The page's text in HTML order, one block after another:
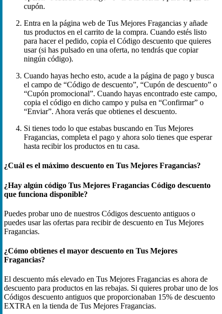
cupón.
Entra en la página web de Tus Mejores Fragancias y añade
tus productos en el carrito de la compra. Cuando estés listo
para hacer el pedido, copia el Código descuento que quieres
usar (si has pulsado en una oferta, no tendrás que copiar
ningún código).
Cuando hayas hecho esto, acude a la página de pago y busca
el campo de “Código de descuento”, “Cupón de descuento” o
“Cupón promocional”. Cuando hayas encontrado este campo,
copia el código en dicho campo y pulsa en “Confirmar” o
“Enviar”. Ahora verás que obtienes el descuento.
Si tienes todo lo que estabas buscando en Tus Mejores
Fragancias, completa el pago y ahora solo tienes que esperar
hasta recibir los productos en tu casa.
¿Cuál es el máximo descuento en Tus Mejores Fragancias?
¿Hay algún código Tus Mejores Fragancias Código descuento
que funciona disponible?
Puedes probar uno de nuestros Códigos descuento antiguos o
puedes usar las ofertas para recibir de descuento en Tus Mejores
Fragancias.
¿Cómo obtienes el mayor descuento en Tus Mejores
Fragancias?
El descuento más elevado en Tus Mejores Fragancias es ahora de
descuento para productos en las rebajas. Si quieres probar uno de los
Códigos descuento antiguos que proporcionaban 15% de descuento
EXTRA en la tienda de Tus Mejores Fragancias.